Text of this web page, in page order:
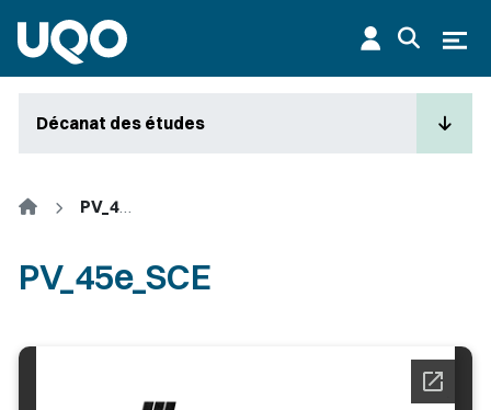
Décanat des études
Accueil PV_45e_SCE
PV_45e_SCE